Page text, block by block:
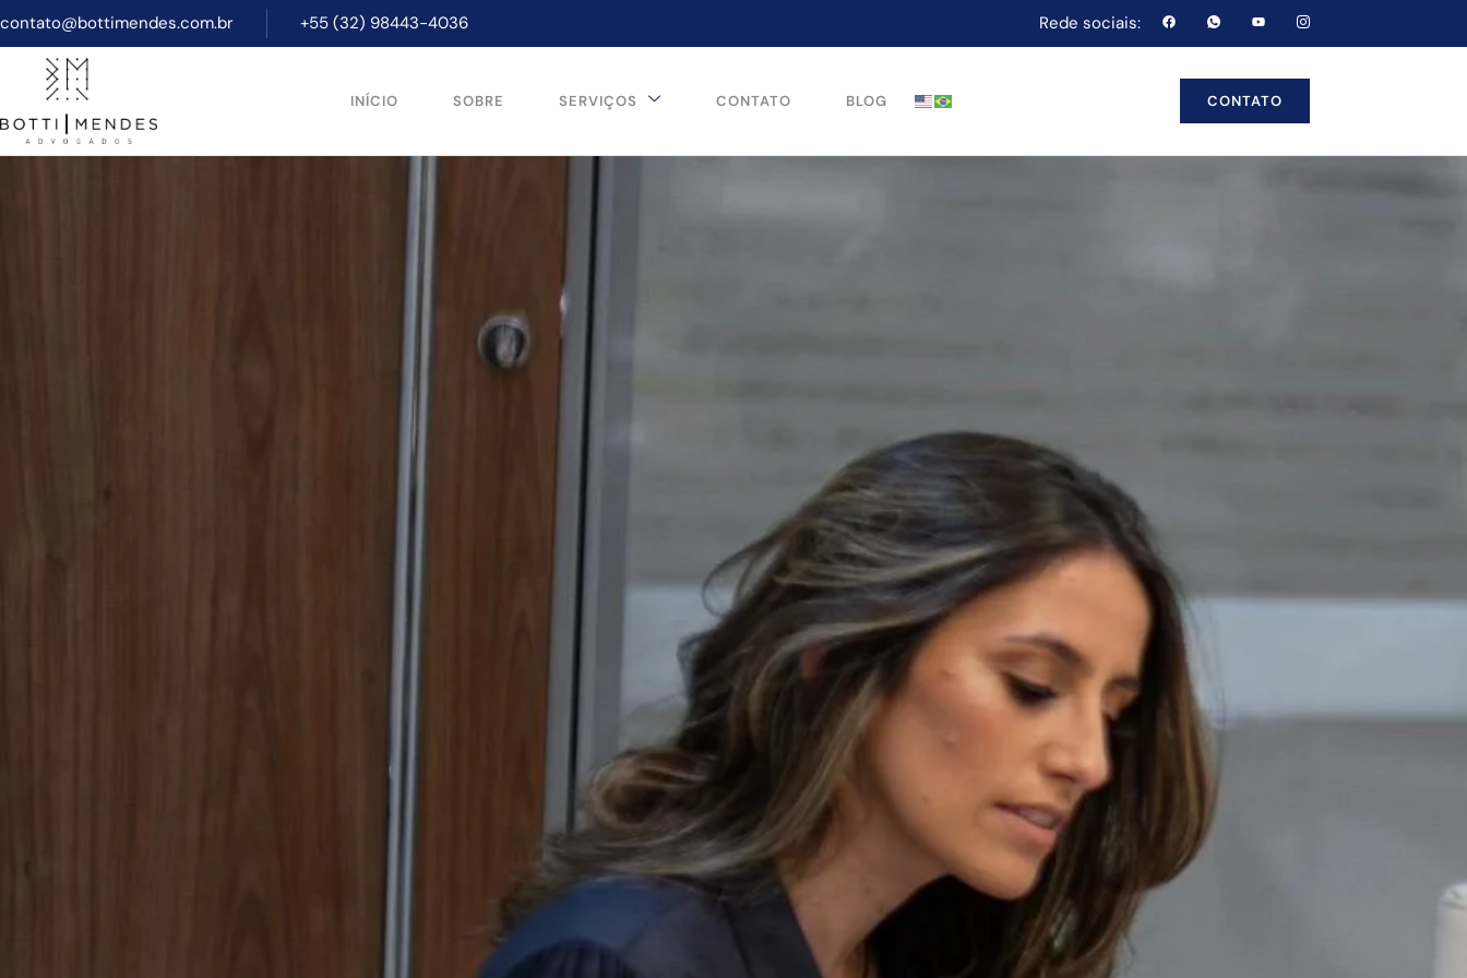
contato@bottimendes.com.br +55 (32) 98443-4036 Rede sociais:
INÍCIO SOBRE SERVIÇOS CONTATO BLOG CONTATO